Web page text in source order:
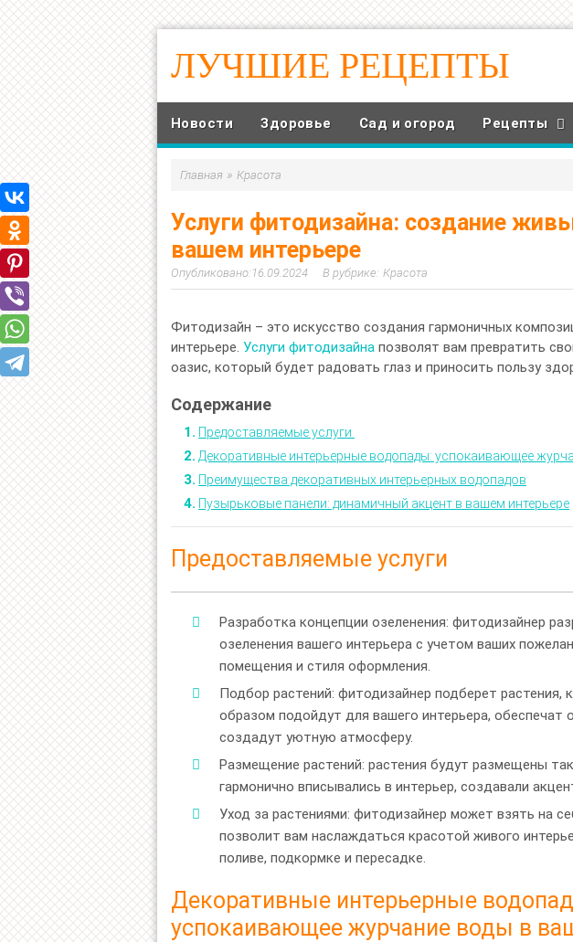
ЛУЧШИЕ РЕЦЕПТЫ
Новости Здоровье Сад и огород Рецепты
Главная » Красота
Услуги фитодизайна: создание
вашем интерьере
16.09.2024 Красота
Фитодизайн – это искусство создания гармоничных
интерьере. Услуги фитодизайна позволят вам превратить
оазис, который будет радовать глаз и приносить пользу
Предоставляемые услуги
Декоративные интерьерные водопады: успокаивающее
Преимущества декоративных интерьерных водопадов
Пузырьковые панели: динамичный акцент в вашем интерьере
Предоставляемые услуги
Разработка концепции озеленения: фитодизайнер
озеленения вашего интерьера с учетом ваших
помещения и стиля оформления.
Подбор растений: фитодизайнер подберет растения,
образом подойдут для вашего интерьера, обеспечат
создадут уютную атмосферу.
Размещение растений: растения будут размещены
гармонично вписывались в интерьер, создавали
Уход за растениями: фитодизайнер может взять на
позволит вам наслаждаться красотой живого
поливе, подкормке и пересадке.
Декоративные интерьерные
успокаивающее журчание воды в